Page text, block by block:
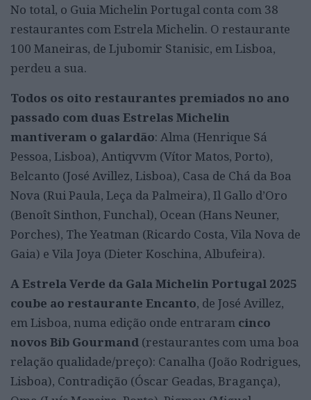
No total, o Guia Michelin Portugal conta com 38
restaurantes com Estrela Michelin. O restaurante
100 Maneiras, de Ljubomir Stanisic, em Lisboa,
perdeu a sua.
Todos os oito restaurantes premiados no ano
passado com duas Estrelas Michelin
mantiveram o galardão: Alma (Henrique Sá
Pessoa, Lisboa), Antiqvvm (Vítor Matos, Porto),
Belcanto (José Avillez, Lisboa), Casa de Chá da Boa
Nova (Rui Paula, Leça da Palmeira), Il Gallo d’Oro
(Benoît Sinthon, Funchal), Ocean (Hans Neuner,
Porches), The Yeatman (Ricardo Costa, Vila Nova de
Gaia) e Vila Joya (Dieter Koschina, Albufeira).
A Estrela Verde da Gala Michelin Portugal 2025
coube ao restaurante Encanto, de José Avillez,
em Lisboa, numa edição onde entraram cinco
novos Bib Gourmand (restaurantes com uma boa
relação qualidade/preço): Canalha (João Rodrigues,
Lisboa), Contradição (Óscar Geadas, Bragança),